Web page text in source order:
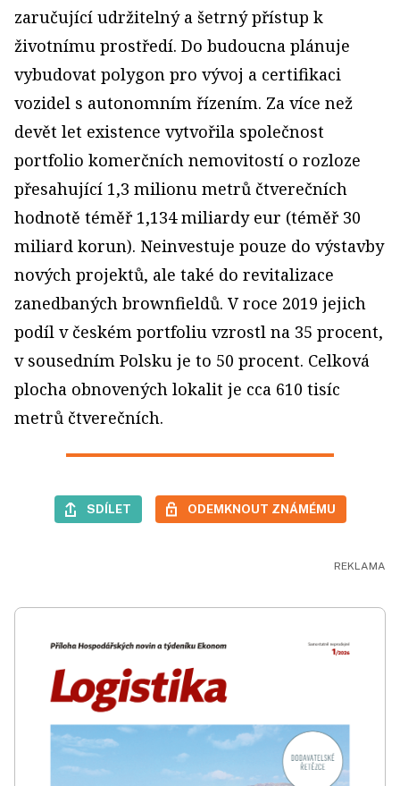
zaručující udržitelný a šetrný přístup k
životnímu prostředí. Do budoucna plánuje
vybudovat polygon pro vývoj a certifikaci
vozidel s autonomním řízením. Za více než
devět let existence vytvořila společnost
portfolio komerčních nemovitostí o rozloze
přesahující 1,3 milionu metrů čtverečních
hodnotě téměř 1,134 miliardy eur (téměř 30
miliard korun). Neinvestuje pouze do výstavby
nových projektů, ale také do revitalizace
zanedbaných brownfieldů. V roce 2019 jejich
podíl v českém portfoliu vzrostl na 35 procent,
v sousedním Polsku je to 50 procent. Celková
plocha obnovených lokalit je cca 610 tisíc
metrů čtverečních.
SDÍLET ODEMKNOUT ZNÁMÉMU